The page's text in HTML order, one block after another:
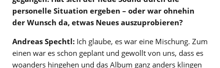
personelle Situation ergeben – oder war ohnehin
der Wunsch da, etwas Neues auszuprobieren?
Andreas Spechtl: Ich glaube, es war eine Mischung. Zum
einen war es schon geplant und gewollt von uns, dass es
woanders hingehen und das Album ganz anders klingen